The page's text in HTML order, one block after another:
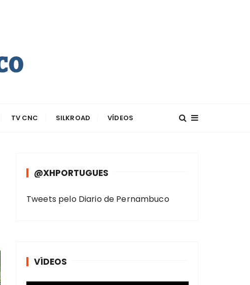
TV CNC SILKROAD VÍDEOS
@XHPORTUGUES
Tweets pelo Diario de Pernambuco
VÍDEOS